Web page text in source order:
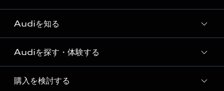
Audiを知る
Audi ブランド
Story of Progress
Audiを探す・体験する
ディーラー検索
購入を検討する